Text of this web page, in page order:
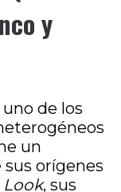
y
de los
un
orígenes
Look, sus